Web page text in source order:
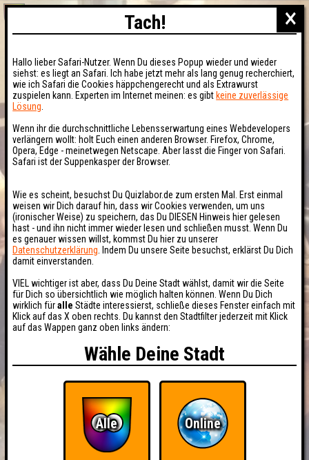
HIGHSCORE RESERVIERUNG
×
Tach!
Hallo lieber Safari-Nutzer. Wenn Du dieses Popup wieder und wieder
siehst: es liegt an Safari. Ich habe jetzt mehr als lang genug recherchiert,
wie ich Safari die Cookies häppchengerecht und als Extrawurst
zuspielen kann. Experten im Internet meinen: es gibt keine zuverlässige
Lösung
Wenn ihr die durchschnittliche Lebensserwartung eines Webdevelopers
verlängern wollt: holt Euch einen anderen Browser. Firefox, Chrome,
Opera, Edge - meinetwegen Netscape. Aber lasst die Finger von Safari.
Safari ist der Suppenkasper der Browser.
Wie es scheint, besuchst Du Quizlabor.de zum ersten Mal. Erst einmal
weisen wir Dich darauf hin, dass wir Cookies verwenden, um uns
(ironischer Weise) zu speichern, das Du DIESEN Hinweis hier gelesen
hast - und ihn nicht immer wieder lesen und schließen musst. Wenn Du
es genauer wissen willst, kommst Du hier zu unserer
Datenschutzerklärung . Indem Du unsere Seite besuchst, erklärst Du Dich
damit einverstanden.
VIEL wichtiger ist aber, dass Du Deine Stadt wählst, damit wir die Seite
für Dich so übersichtlich wie möglich halten können. Wenn Du Dich
wirklich füralle Städte interessierst, schließe dieses Fenster einfach mit
Klick auf das X oben rechts. Du kannst den Stadtfilter jederzeit mit Klick
auf das Wappen ganz oben links ändern:
Wähle Deine Stadt
Alle Online